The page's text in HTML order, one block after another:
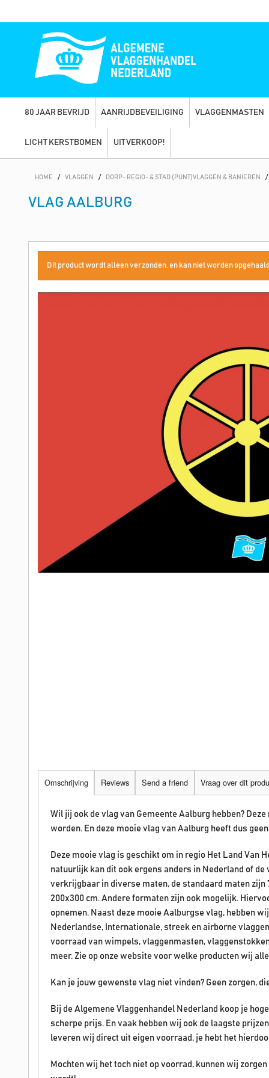
80 JAAR BEVRIJD AANRIJDBEVEILIGING VLAGGENMASTEN
LICHT KERSTBOMEN UITVERKOOP!
HOME / VLAGGEN / DORP- REGIO- & STAD (PUNT)VLAGGEN & BANIEREN /
VLAG AALBURG
Dit product wordt alleen verzonden, en kan niet worden
Omschrijving Reviews Send a friend Vraag over dit
Wil jij ook de vlag van Gemeente Aalburg hebben?
worden. En deze mooie vlag van Aalburg heeft dus
Deze mooie vlag is geschikt om in regio Het Land Van
natuurlijk kan dit ook ergens anders in Nederland of de
verkrijgbaar in diverse maten, de standaard maten zijn
200x300 cm. Andere formaten zijn ook mogelijk.
opnemen. Naast deze mooie Aalburgse vlag, hebben
Nederlandse, Internationale, streek en airborne
voorraad van wimpels, vlaggenmasten,
meer. Zie op onze website voor welke producten wij
Kan je jouw gewenste vlag niet vinden? Geen zorgen,
Bij de Algemene Vlaggenhandel Nederland koop je
scherpe prijs. En vaak hebben wij ook de laagste
leveren wij direct uit eigen voorraad, je hebt het
Mochten wij het toch niet op voorrad, kunnen wij